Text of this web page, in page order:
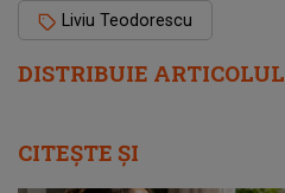
DISTRIBUIE ARTICOLUL
Liviu Teodorescu
CITEȘTE ȘI